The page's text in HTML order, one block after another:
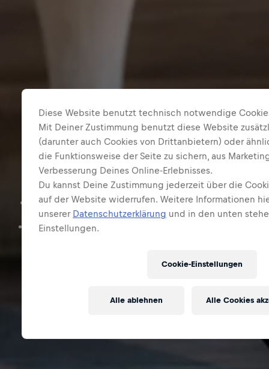
Die häufigsten Fragen zu
Red Bull.
Red Bull Energy Drink Red Bull Zero
Red Bull Sugarfree
Diese Website benutzt technisch notwendige
Mit Deiner Zustimmung benutzt diese Website
(darunter auch Cookies von Drittanbietern) oder
die Funktionsweise der Seite zu sichern, aus
Verbesserung Deines Online-Erlebnisses.
Du kannst Deine Zustimmung jederzeit über die
auf der Website widerrufen. Weitere Informationen
unserer Datenschutzerklärung und in den unten
Einstellungen.
Cookie-Einstellungen
Alle ablehnen Alle Cookies